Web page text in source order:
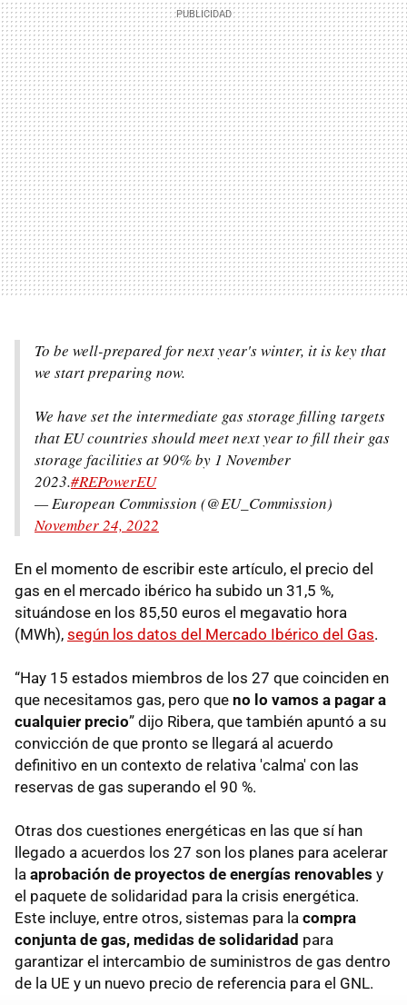
To be well-prepared for next year's winter, it is key that
we start preparing now.
We have set the intermediate gas storage filling targets
that EU countries should meet next year to fill their gas
storage facilities at 90% by 1 November
2023.#REPowerEU
— European Commission (@EU_Commission)
November 24, 2022
En el momento de escribir este artículo, el precio del
gas en el mercado ibérico ha subido un 31,5 %,
situándose en los 85,50 euros el megavatio hora
(MWh), según los datos del Mercado Ibérico del Gas.
“Hay 15 estados miembros de los 27 que coinciden en
que necesitamos gas, pero que no lo vamos a pagar a
cualquier precio” dijo Ribera, que también apuntó a su
convicción de que pronto se llegará al acuerdo
definitivo en un contexto de relativa 'calma' con las
reservas de gas superando el 90 %.
Otras dos cuestiones energéticas en las que sí han
llegado a acuerdos los 27 son los planes para acelerar
la aprobación de proyectos de energías renovables y
el paquete de solidaridad para la crisis energética.
Este incluye, entre otros, sistemas para la compra
conjunta de gas, medidas de solidaridad para
garantizar el intercambio de suministros de gas dentro
de la UE y un nuevo precio de referencia para el GNL.